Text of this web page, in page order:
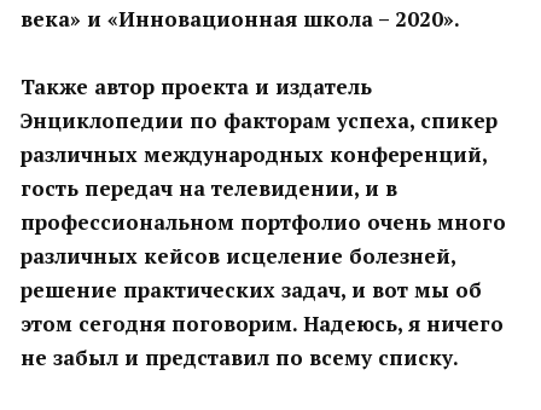
века» и «Инновационная школа – 2020».
Также автор проекта и издатель
Энциклопедии по факторам успеха, спикер
различных международных конференций,
гость передач на телевидении, и в
профессиональном портфолио очень много
различных кейсов исцеление болезней,
решение практических задач, и вот мы об
этом сегодня поговорим. Надеюсь, я ничего
не забыл и представил по всему списку.